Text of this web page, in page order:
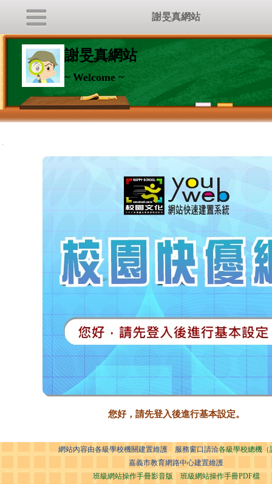
謝旻真網站
~ Welcome ~
:::
您好，請先登入後進行基本設定。
網站內容由各級學校機關建置維護 服務窗口請洽各級學校總機（
嘉義市教育網路中心建置維護
班級網站操作手冊影音版
班級網站操作手冊PDF檔
謝旻真網站